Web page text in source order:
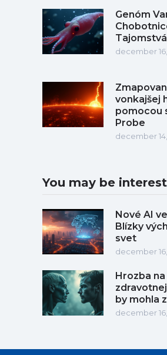
Genóm
december
vonkajšej
pomocou
Probe
december
You may be
Nové AI
Blízky
svet
december
Hrozba
by mohla
december